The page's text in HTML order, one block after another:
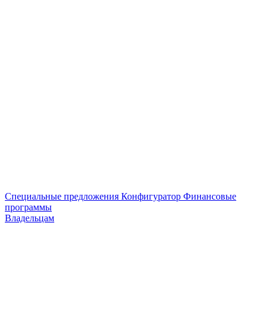
Специальные предложения Конфигуратор Финансовые
программы
Владельцам